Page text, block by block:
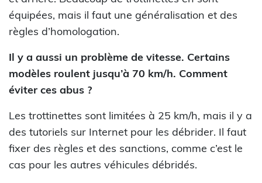
équipées, mais il faut une généralisation et des
règles d’homologation.
Il y a aussi un problème de vitesse. Certains
modèles roulent jusqu’à 70 km/h. Comment
éviter ces abus ?
Les trottinettes sont limitées à 25 km/h, mais il y a
des tutoriels sur Internet pour les débrider. Il faut
fixer des règles et des sanctions, comme c’est le
cas pour les autres véhicules débridés.